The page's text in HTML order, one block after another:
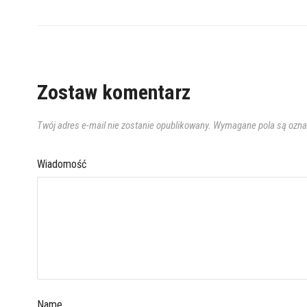
Zostaw komentarz
Twój adres e-mail nie zostanie opublikowany. Wymagane pola są
Wiadomość
Name